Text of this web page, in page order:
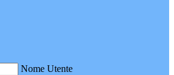
Nome Utente